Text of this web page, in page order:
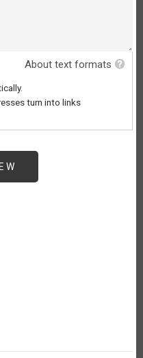
About text formats
turn into links